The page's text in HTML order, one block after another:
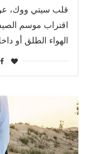
قلب سيتي ووك،
اقتراب موسم
الهواء الطلق أو